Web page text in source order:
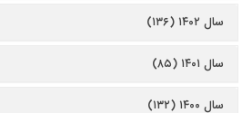
سال ۱۴۰۲ (۱۳۶)
سال ۱۴۰۱ (۸۵)
سال ۱۴۰۰ (۱۳۲)